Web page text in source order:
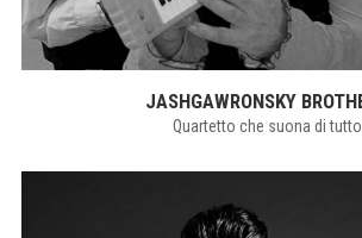
JASHGAWRONSKY
Quartetto che suona di tutto